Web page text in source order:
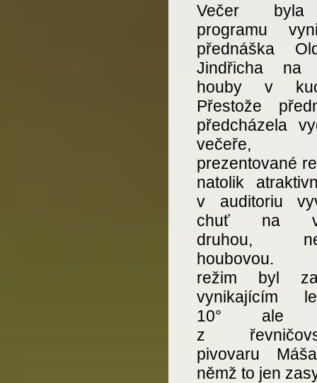
Večer
programu
přednáška
Jindřicha na
houby v
Přestože
předcházela
večeře,
prezentované
natolik
v auditoriu
chuť na
druhou,
houbovou.
režim byl
vynikajícím
10° ale
z
pivovaru
němž to jen